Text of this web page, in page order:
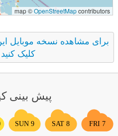
map ©OpenStreetMapcontributors
برای مشاهده نسخه موبایل
کلیک کنید
پیش بینی
FRI 7
SAT 8
SUN 9